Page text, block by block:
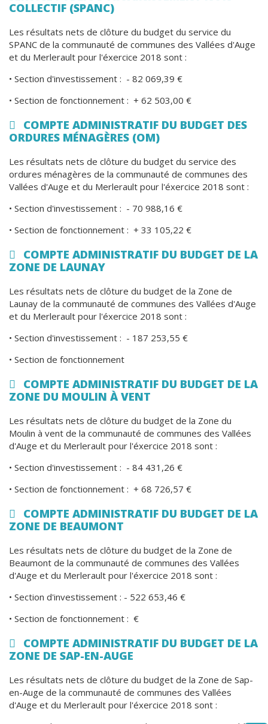
COLLECTIF (SPANC)
Les résultats nets de clôture du budget du service du
SPANC de la communauté de communes des Vallées d'Auge
et du Merlerault pour l'éxercice 2018 sont :
• Section d'investissement : - 82 069,39 €
• Section de fonctionnement : + 62 503,00 €
COMPTE ADMINISTRATIF DU BUDGET DES
ORDURES MÉNAGÈRES (OM)
Les résultats nets de clôture du budget du service des
ordures ménagères de la communauté de communes des
Vallées d'Auge et du Merlerault pour l'éxercice 2018 sont :
• Section d'investissement : - 70 988,16 €
• Section de fonctionnement : + 33 105,22 €
COMPTE ADMINISTRATIF DU BUDGET DE LA
ZONE DE LAUNAY
Les résultats nets de clôture du budget de la Zone de
Launay de la communauté de communes des Vallées d'Auge
et du Merlerault pour l'éxercice 2018 sont :
• Section d'investissement : - 187 253,55 €
• Section de fonctionnement
COMPTE ADMINISTRATIF DU BUDGET DE LA
ZONE DU MOULIN À VENT
Les résultats nets de clôture du budget de la Zone du
Moulin à vent de la communauté de communes des Vallées
d'Auge et du Merlerault pour l'éxercice 2018 sont :
• Section d'investissement : - 84 431,26 €
• Section de fonctionnement : + 68 726,57 €
COMPTE ADMINISTRATIF DU BUDGET DE LA
ZONE DE BEAUMONT
Les résultats nets de clôture du budget de la Zone de
Beaumont de la communauté de communes des Vallées
d'Auge et du Merlerault pour l'éxercice 2018 sont :
• Section d'investissement : - 522 653,46 €
• Section de fonctionnement : €
COMPTE ADMINISTRATIF DU BUDGET DE LA
ZONE DE SAP-EN-AUGE
Les résultats nets de clôture du budget de la Zone de Sap-
en-Auge de la communauté de communes des Vallées
d'Auge et du Merlerault pour l'éxercice 2018 sont :